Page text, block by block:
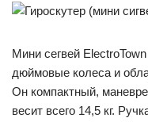
Мини сегвей
дюймовые колеса и
Он компактный,
весит всего 14,5 кг.